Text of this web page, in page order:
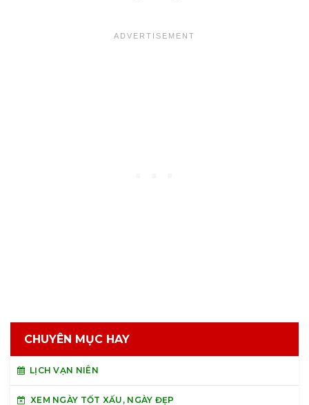
CHUYÊN MỤC HAY
LỊCH VẠN NIÊN
XEM NGÀY TỐT XẤU, NGÀY ĐẸP